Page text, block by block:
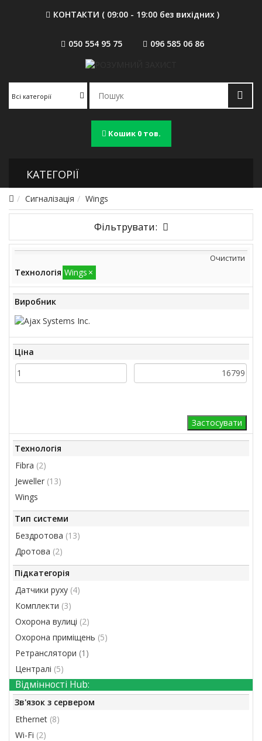
КОНТАКТИ ( 09:00 - 19:00 без вихідних )
050 554 95 75 096 585 06 86
Всі категорії
Кошик0 тов.
КАТЕГОРІЇ
Сигналізація Wings
Фільтрувати:
Очистити
Технологія Wings ×
Виробник
Ціна
Технологія
Fibra (2)
Jeweller (13)
Wings
Тип системи
Бездротова (13)
Дротова (2)
Підкатегорія
Датчики руху (4)
Комплекти (3)
Охорона вулиці (2)
Охорона приміщень (5)
Ретранслятори (1)
Централі (5)
Відмінності Hub:
Зв'язок з сервером
Ethernet (8)
Wi-Fi (2)